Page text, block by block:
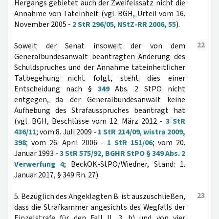
Hergangs gebietet auch der Zweifelssatz nicht die
Annahme von Tateinheit (vgl. BGH, Urteil vom 16.
November 2005 - 2 StR 296/05, NStZ-RR 2006, 55).
22
Soweit der Senat insoweit der von dem
Generalbundesanwalt beantragten Änderung des
Schuldspruches und der Annahme tateinheitlicher
Tatbegehung nicht folgt, steht dies einer
Entscheidung nach § 349Abs. 2 StPO nicht
entgegen, da der Generalbundesanwalt keine
Aufhebung des Strafausspruches beantragt hat
(vgl. BGH, Beschlüsse vom 12. März 2012 - 3 StR
436/11; vom 8. Juli 2009 - 1 StR 214/09,wistra 2009,
398; vom 26. April 2006 - 1 StR 151/06; vom 20.
Januar 1993 -3 StR 575/92, BGHR StPO § 349 Abs. 2
Verwerfung 4; BeckOK-StPO/Wiedner, Stand: 1.
Januar 2017, § 349 Rn. 27).
23
5. Bezüglich des Angeklagten B. ist auszuschließen,
dass die Strafkammer angesichts des Wegfalls der